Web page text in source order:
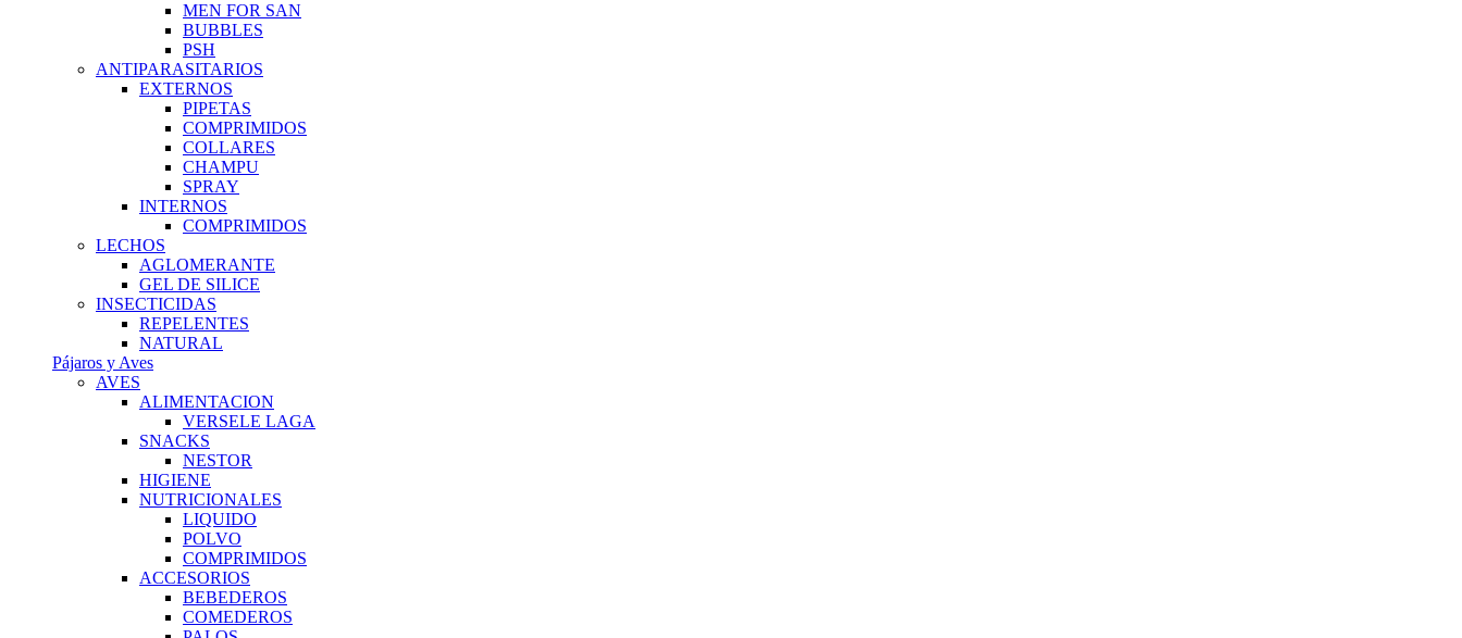
MEN FOR SAN
BUBBLES
PSH
ANTIPARASITARIOS
EXTERNOS
PIPETAS
COMPRIMIDOS
COLLARES
CHAMPU
SPRAY
INTERNOS
COMPRIMIDOS
LECHOS
AGLOMERANTE
GEL DE SILICE
INSECTICIDAS
REPELENTES
NATURAL
Pájaros y Aves
AVES
ALIMENTACION
VERSELE LAGA
SNACKS
NESTOR
HIGIENE
NUTRICIONALES
LIQUIDO
POLVO
COMPRIMIDOS
ACCESORIOS
BEBEDEROS
COMEDEROS